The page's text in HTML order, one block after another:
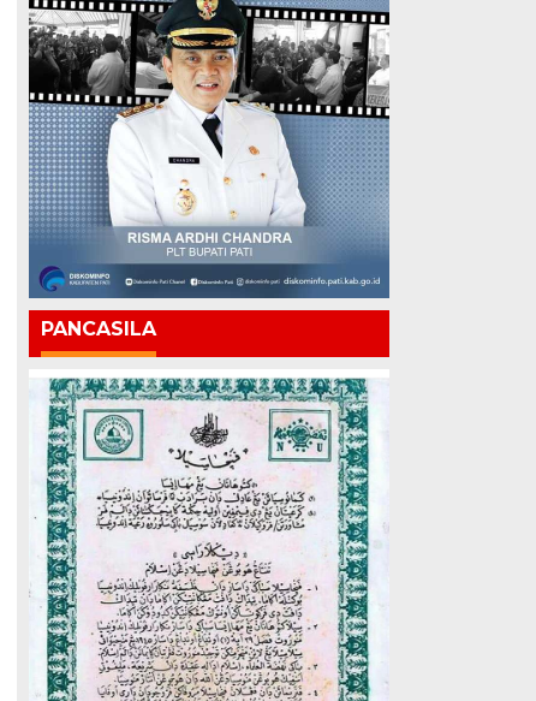
PANCASILA